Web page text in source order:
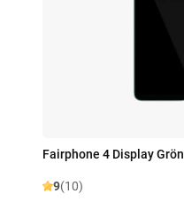
Fairphone 4 Display Grön
9(10)